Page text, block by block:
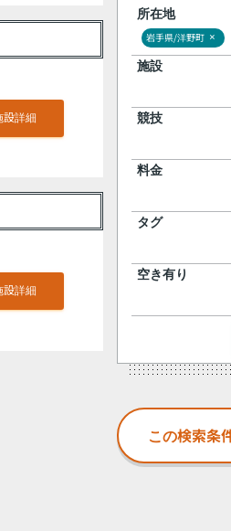
設詳細
設詳細
所在地
岩手県/洋野町 ×
施設
競技
料金
タグ
空き有り